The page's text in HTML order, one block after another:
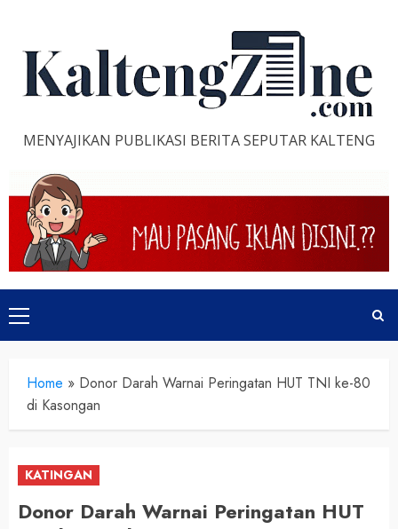
content
MENYAJIKAN PUBLIKASI BERITA SEPUTAR KALTENG
Primary
Menu
Home » Donor Darah Warnai Peringatan HUT TNI ke-80
di Kasongan
KATINGAN
Donor Darah Warnai Peringatan HUT